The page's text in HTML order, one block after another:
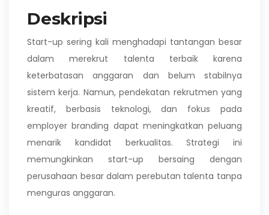
Deskripsi
Start-up sering kali menghadapi tantangan besar
dalam merekrut talenta terbaik karena
keterbatasan anggaran dan belum stabilnya
sistem kerja. Namun, pendekatan rekrutmen yang
kreatif, berbasis teknologi, dan fokus pada
employer branding dapat meningkatkan peluang
menarik kandidat berkualitas. Strategi ini
memungkinkan start-up bersaing dengan
perusahaan besar dalam perebutan talenta tanpa
menguras anggaran.